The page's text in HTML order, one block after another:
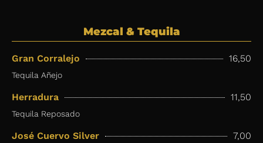
Mezcal & Tequila
Gran Corralejo 16,50
Tequila Añejo
Herradura 11,50
Tequila Reposado
José Cuervo Silver 7,00